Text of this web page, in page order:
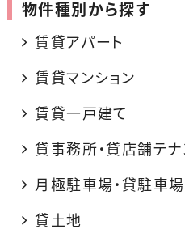
物件種別から探す
賃貸アパート
賃貸マンション
賃貸一戸建て
貸事務所・貸店舗テナ
月極駐車場・貸駐車場
貸土地